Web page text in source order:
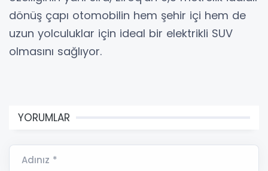
dönüş çapı otomobilin hem şehir içi hem de
uzun yolculuklar için ideal bir elektrikli SUV
olmasını sağlıyor.
YORUMLAR
Adınız *